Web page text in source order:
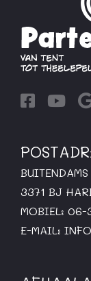
3371 BJ
MOBIEL:
E-MAIL: